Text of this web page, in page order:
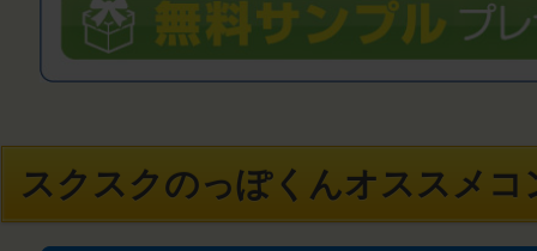
スクスクのっぽくんオススメコ